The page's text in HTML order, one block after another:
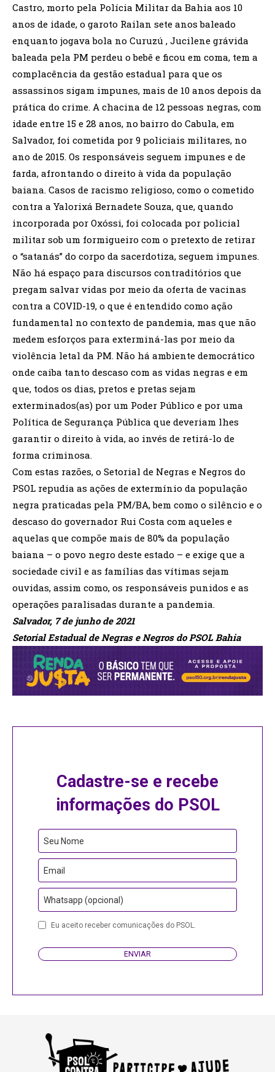
Castro, morto pela Polícia Militar da Bahia aos 10
anos de idade, o garoto Railan sete anos baleado
enquanto jogava bola no Curuzú , Jucilene grávida
baleada pela PM perdeu o bebê e ficou em coma, tem a
complacência da gestão estadual para que os
assassinos sigam impunes, mais de 10 anos depois da
prática do crime. A chacina de 12 pessoas negras, com
idade entre 15 e 28 anos, no bairro do Cabula, em
Salvador, foi cometida por 9 policiais militares, no
ano de 2015. Os responsáveis seguem impunes e de
farda, afrontando o direito à vida da população
baiana. Casos de racismo religioso, como o cometido
contra a Yalorixá Bernadete Souza, que, quando
incorporada por Oxóssi, foi colocada por policial
militar sob um formigueiro com o pretexto de retirar
o “satanás” do corpo da sacerdotiza, seguem impunes.
Não há espaço para discursos contraditórios que
pregam salvar vidas por meio da oferta de vacinas
contra a COVID-19, o que é entendido como ação
fundamental no contexto de pandemia, mas que não
medem esforços para exterminá-las por meio da
violência letal da PM. Não há ambiente democrático
onde caiba tanto descaso com as vidas negras e em
que, todos os dias, pretos e pretas sejam
exterminados(as) por um Poder Público e por uma
Política de Segurança Pública que deveriam lhes
garantir o direito à vida, ao invés de retirá-lo de
forma criminosa.
Com estas razões, o Setorial de Negras e Negros do
PSOL repudia as ações de extermínio da população
negra praticadas pela PM/BA, bem como o silêncio e o
descaso do governador Rui Costa com aqueles e
aquelas que compõe mais de 80% da população
baiana – o povo negro deste estado – e exige que a
sociedade civil e as famílias das vítimas sejam
ouvidas, assim como, os responsáveis punidos e as
operações paralisadas durante a pandemia.
Salvador, 7 de junho de 2021
Setorial Estadual de Negras e Negros do PSOL Bahia
Cadastre-se e recebe
informações do PSOL
Seu Nome
Email
Whatsapp (opcional)
Eu aceito receber comunicações do PSOL.
ENVIAR